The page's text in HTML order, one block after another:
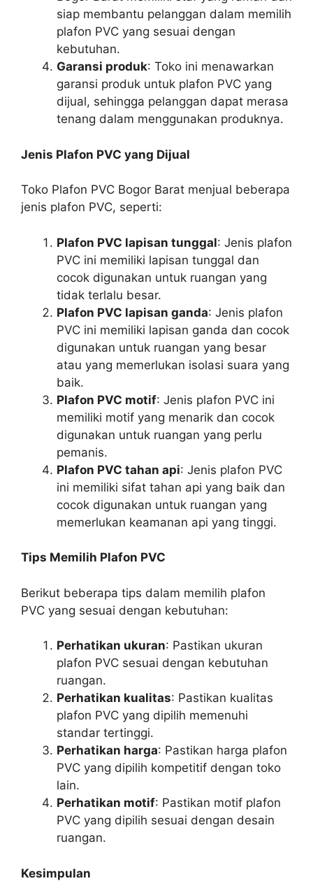
siap membantu pelanggan dalam memilih
plafon PVC yang sesuai dengan
kebutuhan.
Garansi produk: Toko ini menawarkan
garansi produk untuk plafon PVC yang
dijual, sehingga pelanggan dapat merasa
tenang dalam menggunakan produknya.
Jenis Plafon PVC yang Dijual
Toko Plafon PVC Bogor Barat menjual beberapa
jenis plafon PVC, seperti:
Plafon PVC lapisan tunggal: Jenis plafon
PVC ini memiliki lapisan tunggal dan
cocok digunakan untuk ruangan yang
tidak terlalu besar.
Plafon PVC lapisan ganda: Jenis plafon
PVC ini memiliki lapisan ganda dan cocok
digunakan untuk ruangan yang besar
atau yang memerlukan isolasi suara yang
baik.
Plafon PVC motif: Jenis plafon PVC ini
memiliki motif yang menarik dan cocok
digunakan untuk ruangan yang perlu
pemanis.
Plafon PVC tahan api: Jenis plafon PVC
ini memiliki sifat tahan api yang baik dan
cocok digunakan untuk ruangan yang
memerlukan keamanan api yang tinggi.
Tips Memilih Plafon PVC
Berikut beberapa tips dalam memilih plafon
PVC yang sesuai dengan kebutuhan:
Perhatikan ukuran: Pastikan ukuran
plafon PVC sesuai dengan kebutuhan
ruangan.
Perhatikan kualitas: Pastikan kualitas
plafon PVC yang dipilih memenuhi
standar tertinggi.
Perhatikan harga: Pastikan harga plafon
PVC yang dipilih kompetitif dengan toko
lain.
Perhatikan motif: Pastikan motif plafon
PVC yang dipilih sesuai dengan desain
ruangan.
Kesimpulan